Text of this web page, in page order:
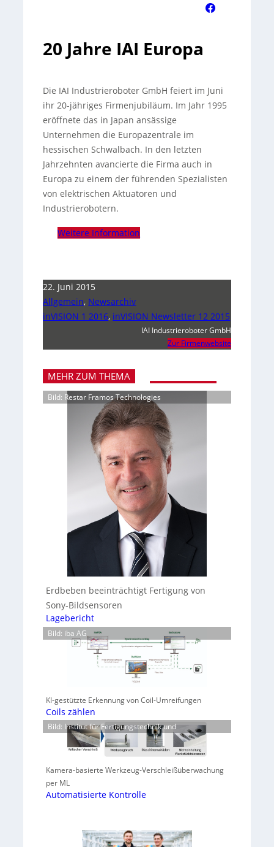
20 Jahre IAI Europa
Die IAI Industrieroboter GmbH feiert im Juni
ihr 20-jähriges Firmenjubiläum. Im Jahr 1995
eröffnete das in Japan ansässige
Unternehmen die Europazentrale im
hessischen Schwalbach. In den letzten
Jahrzehnten avancierte die Firma auch in
Europa zu einem der führenden Spezialisten
von elektrischen Aktuatoren und
Industrierobotern.
Weitere Information
22. Juni 2015
Allgemein, Newsarchiv
inVISION 1 2016, inVISION Newsletter 12 2015
IAI Industrieroboter GmbH
Zur Firmenwebsite
MEHR ZUM THEMA
Bild: Restar Framos Technologies
Erdbeben beeinträchtigt Fertigung von
Sony-Bildsensoren
Lagebericht
Bild: iba AG
KI-gestützte Erkennung von Coil-Umreifungen
Coils zählen
Bild: Institut für Fertigungstechnik und
Kamera-basierte Werkzeug-Verschleißüberwachung
per ML
Automatisierte Kontrolle